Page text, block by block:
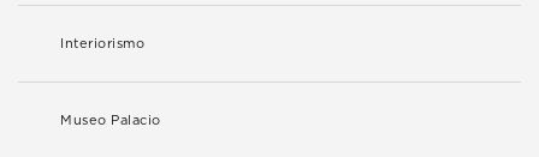
Interiorismo
Museo Palacio